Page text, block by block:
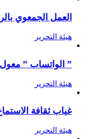
العمل الجمعوي
هيئة التحرير
” الواتساب ” معول
هيئة التحرير
غياب ثقافة
هيئة التحرير